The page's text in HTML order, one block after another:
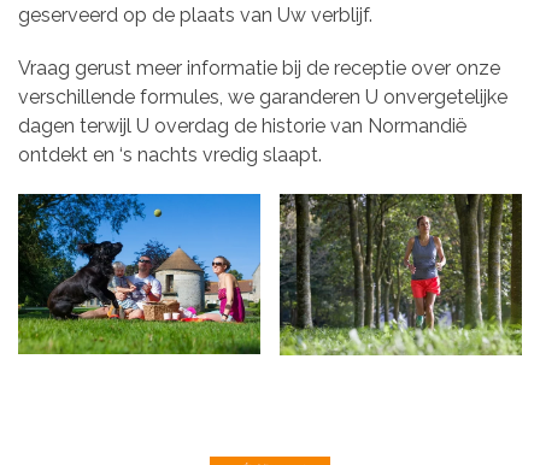
geserveerd op de plaats van Uw verblijf.
Vraag gerust meer informatie bij de receptie over onze
verschillende formules, we garanderen U onvergetelijke
dagen terwijl U overdag de historie van Normandië
ontdekt en ‘s nachts vredig slaapt.